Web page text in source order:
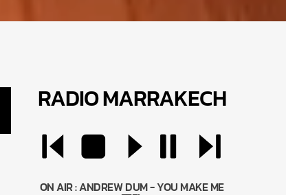
RADIO MARRAKECH
ON AIR :ANDREW DUM - YOU MAKE ME